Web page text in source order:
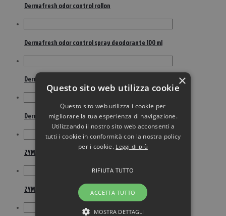
Dermafresh odor control rollon
Dermafresh odor control spray deodorante 100 ml
Dermafresh pelle sensibile latte deodorante 100 ml
Dermafresh sport deodorante pelle normale 100 ml
ZYMAFLUOR 100CPR 0,50MG
ZYMAFLUOR 100CPR 1MG
×
Questo sito web utilizza cookie
Questo sito web utilizza i cookie per
migliorare la tua esperienza di navigazione.
Utilizzando il nostro sito web acconsenti a
tutti i cookie in conformità con la nostra policy
per i cookie. Leggi di più
ACCETTA TUTTO
RIFIUTA TUTTO
MOSTRA DETTAGLI